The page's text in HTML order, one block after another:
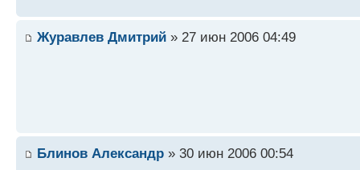
Журавлев Дмитрий » 27 июн 2006 04:49
Блинов Александр » 30 июн 2006 00:54